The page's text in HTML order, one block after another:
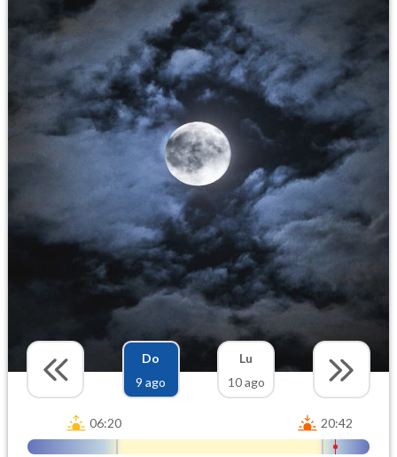
Do
9 ago
Lu
10 ago
06:20 20:42